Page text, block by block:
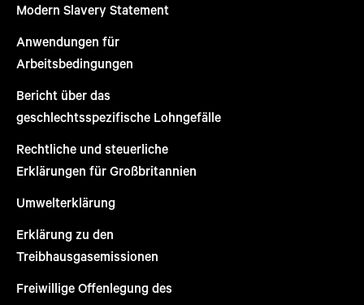
Modern Slavery Statement
Anwendungen für
Arbeitsbedingungen
Bericht über das
geschlechtsspezifische Lohngefälle
Rechtliche und steuerliche
Erklärungen für Großbritannien
Umwelterklärung
Erklärung zu den
Treibhausgasemissionen
Freiwillige Offenlegung des